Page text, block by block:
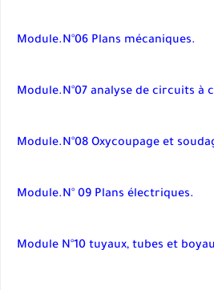
Module.N°06 Plans mécaniques.
Module.N°07 analyse de circuits à
Module.N°08 Oxycoupage et
Module.N° 09 Plans électriques.
Module N°10 tuyaux, tubes et